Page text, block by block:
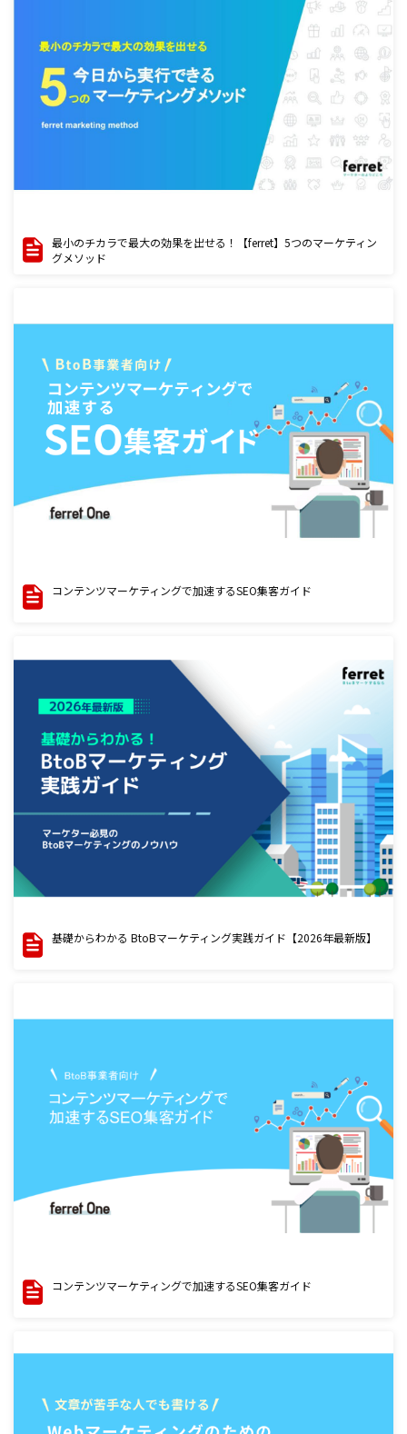
最小のチカラで最大の効果を出せる！【ferret】5つのマーケティン
グメソッド
コンテンツマーケティングで加速するSEO集客ガイド
基礎からわかる BtoBマーケティング実践ガイド【2026年最新版】
コンテンツマーケティングで加速するSEO集客ガイド